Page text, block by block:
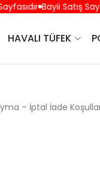
Bayii Satış
HAVALI TÜFEK
– İptal İade